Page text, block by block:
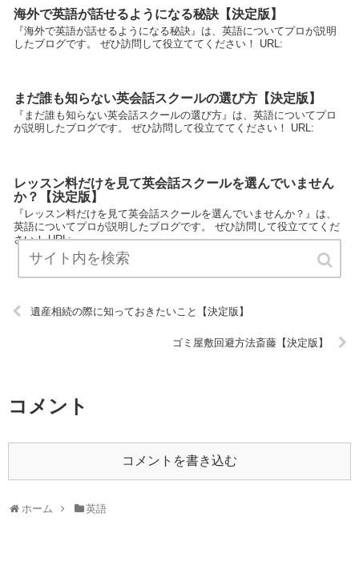
海外で英語が話せるようになる秘訣【決定版】
『海外で英語が話せるようになる秘訣』は、英語についてプロが説明
したブログです。 ぜひ訪問して役立ててください！ URL:
まだ誰も知らない英会話スクールの選び方【決定版】
『まだ誰も知らない英会話スクールの選び方』は、英語についてプロ
が説明したブログです。 ぜひ訪問して役立ててください！ URL:
レッスン料だけを見て英会話スクールを選んでいません
か？【決定版】
『レッスン料だけを見て英会話スクールを選んでいませんか？』は、
英語についてプロが説明したブログです。 ぜひ訪問して役立ててくだ
さい！ URL:
遺産相続の際に知っておきたいこと【決定版】
ゴミ屋敷回避方法斎藤【決定版】
コメント
コメントを書き込む
ホーム 英語